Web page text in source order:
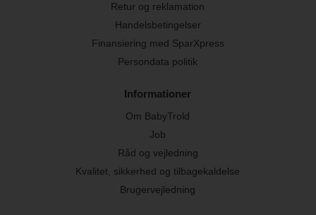
Retur og reklamation
Handelsbetingelser
Finansiering med SparXpress
Persondata politik
Informationer
Om BabyTrold
Job
Råd og vejledning
Kvalitet, sikkerhed og tilbagekaldelse
Brugervejledning